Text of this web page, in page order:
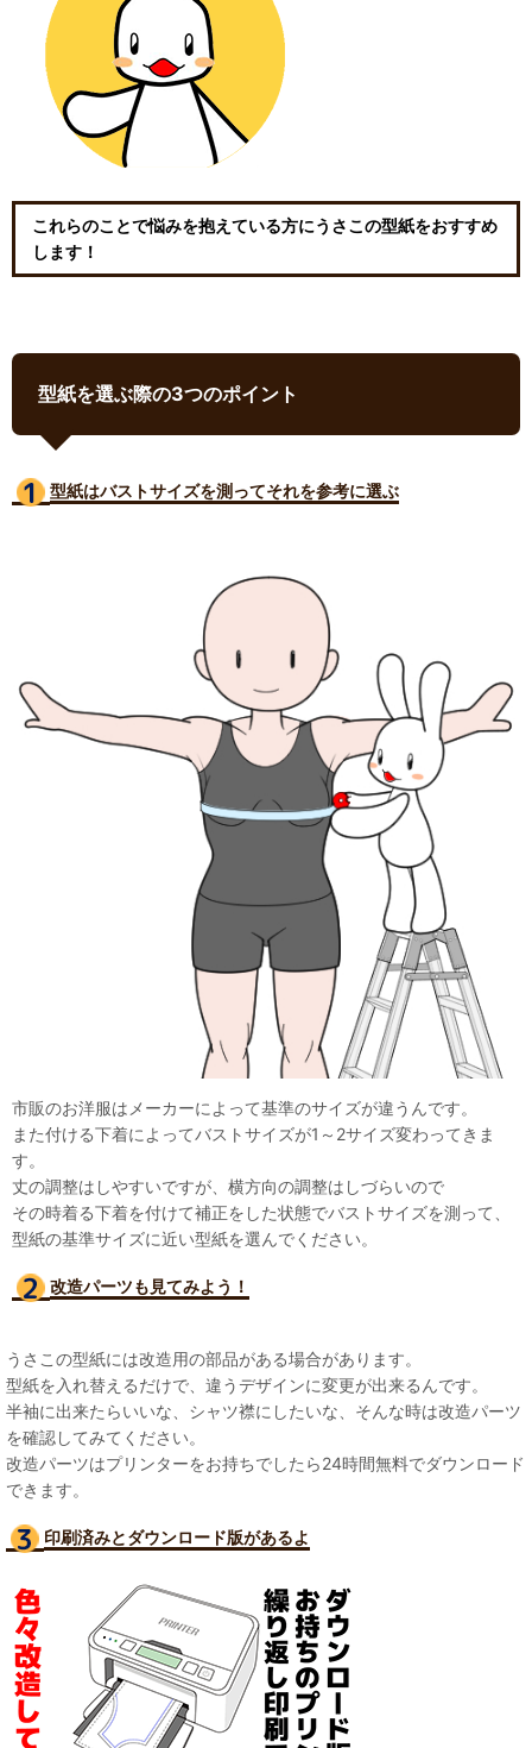
これらのことで悩みを抱えている方にうさこの型紙をおすすめ
します！
型紙を選ぶ際の3つのポイント
型紙はバストサイズを測ってそれを参考に選ぶ
市販のお洋服はメーカーによって基準のサイズが違うんです。
また付ける下着によってバストサイズが1～2サイズ変わってきま
す。
丈の調整はしやすいですが、横方向の調整はしづらいので
その時着る下着を付けて補正をした状態でバストサイズを測って、
型紙の基準サイズに近い型紙を選んでください。
改造パーツも見てみよう！
うさこの型紙には改造用の部品がある場合があります。
型紙を入れ替えるだけで、違うデザインに変更が出来るんです。
半袖に出来たらいいな、シャツ襟にしたいな、そんな時は改造パーツ
を確認してみてください。
改造パーツはプリンターをお持ちでしたら24時間無料でダウンロード
できます。
印刷済みとダウンロード版があるよ